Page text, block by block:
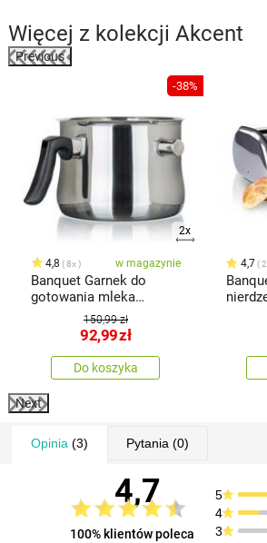
Więcej z kolekcji Akcent
Previous
-38%
2x
4,8 8x w magazynie
Banquet Garnek do
gotowania mleka
Akcent, 2,5 l150,99 zł
92,99zł
Do koszyka
4,7
x 24
Next
Opinia (3) Pytania (0)
4,7
100% klientów poleca
5
4
3